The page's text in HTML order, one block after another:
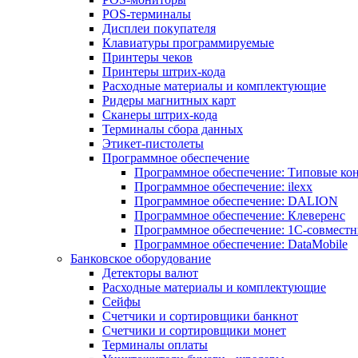
POS-терминалы
Дисплеи покупателя
Клавиатуры программируемые
Принтеры чеков
Принтеры штрих-кода
Расходные материалы и комплектующие
Ридеры магнитных карт
Сканеры штрих-кода
Терминалы сбора данных
Этикет-пистолеты
Программное обеспечение
Программное обеспечение: Типовые
Программное обеспечение: ilexx
Программное обеспечение: DALION
Программное обеспечение: Клеверенс
Программное обеспечение: 1С-
Программное обеспечение: DataMobile
Банковское оборудование
Детекторы валют
Расходные материалы и комплектующие
Сейфы
Счетчики и сортировщики банкнот
Счетчики и сортировщики монет
Терминалы оплаты